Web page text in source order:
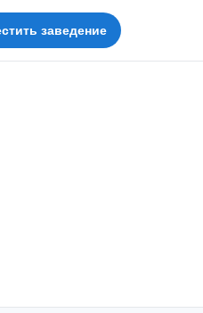
заведение